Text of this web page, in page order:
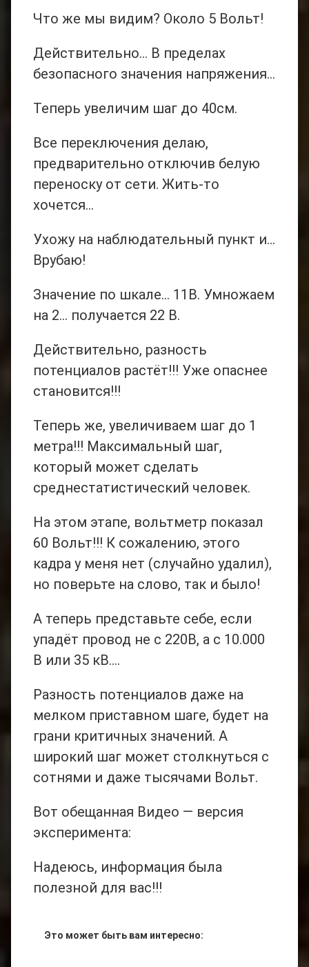
Что же мы видим? Около 5 Вольт!
Действительно… В пределах
безопасного значения напряжения…
Теперь увеличим шаг до 40см.
Все переключения делаю,
предварительно отключив белую
переноску от сети. Жить-то
хочется…
Ухожу на наблюдательный пункт и…
Врубаю!
Значение по шкале… 11В. Умножаем
на 2… получается 22 В.
Действительно, разность
потенциалов растёт!!! Уже опаснее
становится!!!
Теперь же, увеличиваем шаг до 1
метра!!! Максимальный шаг,
который может сделать
среднестатистический человек.
На этом этапе, вольтметр показал
60 Вольт!!! К сожалению, этого
кадра у меня нет (случайно удалил),
но поверьте на слово, так и было!
А теперь представьте себе, если
упадёт провод не с 220В, а с 10.000
В или 35 кВ….
Разность потенциалов даже на
мелком приставном шаге, будет на
грани критичных значений. А
широкий шаг может столкнуться с
сотнями и даже тысячами Вольт.
Вот обещанная Видео — версия
эксперимента:
Надеюсь, информация была
полезной для вас!!!
Это может быть вам интересно: